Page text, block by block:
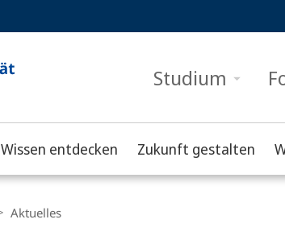
Studium
Wissen entdecken Zukunft gestalten
Aktuelles